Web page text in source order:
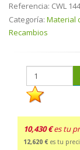
Referencia: CWL
Categoría: Material
Recambios
10,430 € es tu
12,620 € es tu